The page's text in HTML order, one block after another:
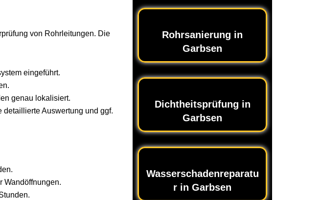
von Rohrleitungen. Die
eingeführt.
genau lokalisiert.
Auswertung und ggf.
Wandöffnungen.
Rohrsanierung in
Garbsen
Dichtheitsprüfung in
Garbsen
Wasserschadenreparatu
r in Garbsen